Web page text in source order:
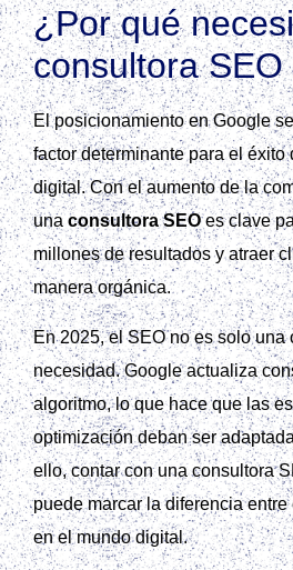
¿Por qué
consultora
El posicionamiento en Google
factor determinante para el
digital. Con el aumento de la
unaconsultora SEOes clave
millones de resultados y atraer
manera orgánica.
En 2025, el SEO no es solo una
necesidad. Google actualiza
algoritmo, lo que hace que las
optimización deban ser
ello, contar con una consultora
puede marcar la diferencia
en el mundo digital.